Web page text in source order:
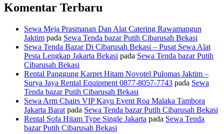
Komentar Terbaru
Sewa Meja Prasmanan Dan Alat Catering Rawamangun
Jaktim pada Sewa Tenda bazar Putih Cibarusah Bekasi
Sewa Tenda Bazar Di Cibarusah Bekasi – Pusat Sewa Alat
Pesta Lengkap Jakarta Bekasi pada Sewa Tenda bazar Putih
Cibarusah Bekasi
Rental Panggung Karpet Hitam Novotel Pulomas Jaktim –
Surya Jaya Rental Equipment 0877-8057-7743 pada Sewa
Tenda bazar Putih Cibarusah Bekasi
Sewa Arm Chairs VIP Kayu Event Roa Malaka Tambora
Jakarta Barat pada Sewa Tenda bazar Putih Cibarusah Bekasi
Rental Sofa Hitam Type Single Jakarta pada Sewa Tenda
bazar Putih Cibarusah Bekasi